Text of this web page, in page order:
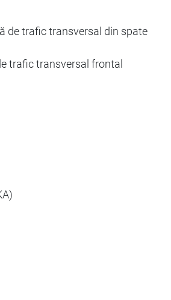
de trafic transversal din spate
trafic transversal frontal